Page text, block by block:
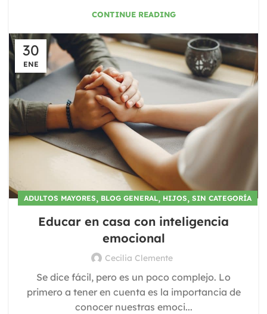
CONTINUE READING
30
ENE
ADULTOS MAYORES, BLOG GENERAL, HIJOS, SIN CATEGORÍA
Educar en casa con inteligencia
emocional
Cecilia Clemente
Se dice fácil, pero es un poco complejo. Lo
primero a tener en cuenta es la importancia de
conocer nuestras emoci...